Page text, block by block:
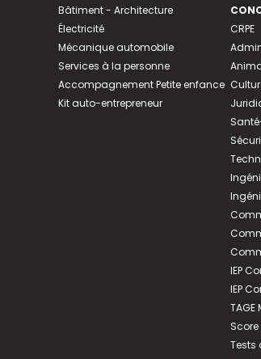
Bâtiment - Architecture
Électricité
Mécanique automobile
Services à la personne
Accompagnement Petite enfance
Kit auto-entrepreneur
CRPE
IEP
IEP
TAGE
Score
Tests